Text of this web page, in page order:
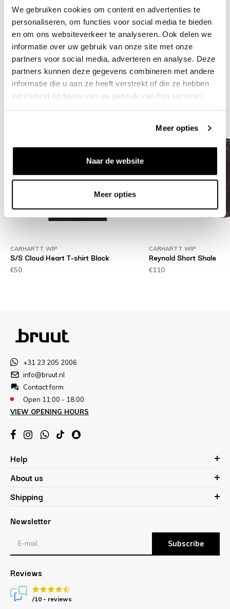
We gebruiken cookies om content en advertenties te
personaliseren, om functies voor social media te bieden
en om ons websiteverkeer te analyseren. Ook delen we
informatie over uw gebruik van onze site met onze
partners voor social media, adverteren en analyse. Deze
partners kunnen deze gegevens combineren met andere
informatie die u aan ze heeft verstrekt of die ze hebben
verzameld op basis van uw gebruik van hun services.
Meer opties
Naar de website
Meer opties
info@bruut.nl Live chat Whatsapp
About this product
Shipment and returns
Related products
CARHARTT WIP
S/S Cloud Heart T-shirt Black
€50
CARHARTT WIP
Reynold Short Shale
€110
+31 23 205 2006
info@bruut.nl
Contact form
Open 11:00 - 18:00
VIEW OPENING HOURS
Help
About us
Shipping
Newsletter
Subscribe
Reviews
/10 - reviews